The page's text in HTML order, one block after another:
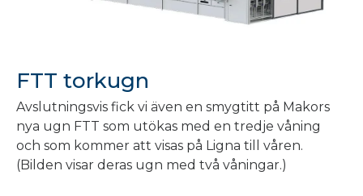
FTT torkugn
Avslutningsvis fick vi även en smygtitt på Makors
nya ugn FTT som utökas med en tredje våning
och som kommer att visas på Ligna till våren.
(Bilden visar deras ugn med två våningar.)